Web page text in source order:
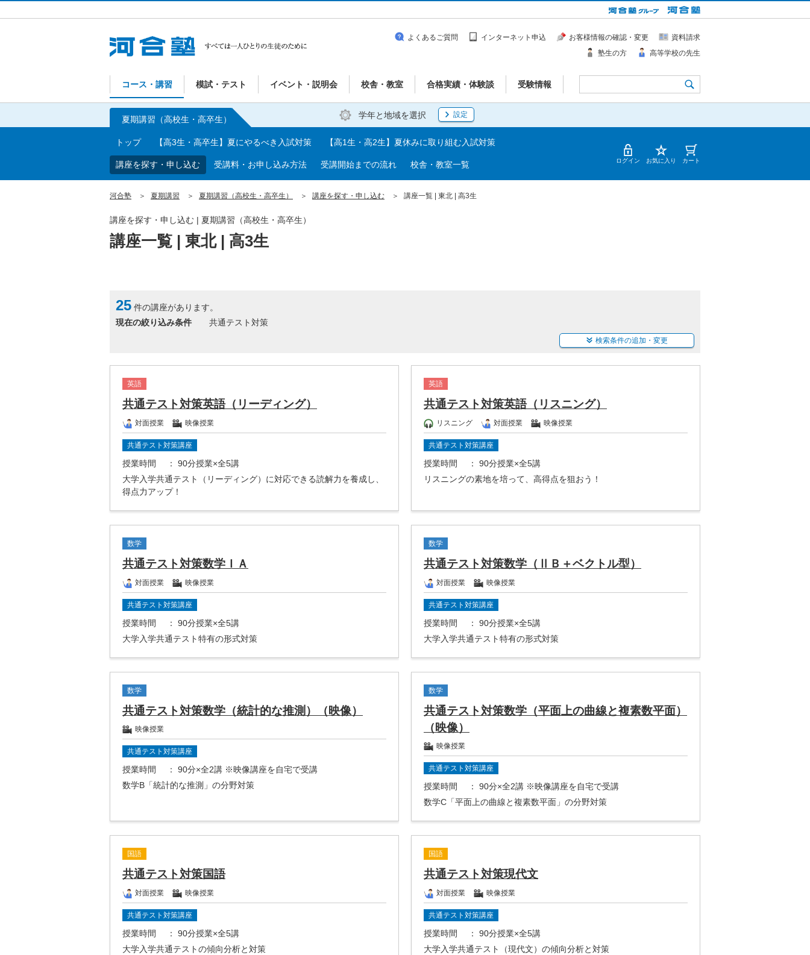
コース・講習 模試・テスト イベント・説明会 校舎・教室 合格実績・体験談 受験情報
よくあるご質問 インターネット申込 お客様情報の確認・変更
資料請求
塾生の方
高等学校の先生
学年と地域を選択 設定
夏期講習（高校生・高卒生）
トップ 【高3生・高卒生】夏にやるべき入試対策 【高1生・高2生】夏休みに取り組む入試対策
講座を探す・申し込む 受講料・お申し込み方法 受講開始までの流れ 校舎・教室一覧 ログイン お気に入り カート
河合塾 夏期講習 夏期講習（高校生・高卒生） 講座を探す・申し込む 講座一覧 | 東北 | 高3生
講座一覧 | 東北 | 高3生
講座を探す・申し込む | 夏期講習（高校生・高卒生）
25 件の講座があります。
現在の絞り込み条件
共通テスト対策
検索条件の追加・変更
英語
共通テスト対策英語（リーディング）
対面授業 映像授業
共通テスト対策講座
授業時間
： 90分授業×全5講
大学入学共通テスト（リーディング）に対応できる読解力を養成し、
得点力アップ！
英語
共通テスト対策英語（リスニング）
リスニング 対面授業 映像授業
共通テスト対策講座
授業時間
： 90分授業×全5講
リスニングの素地を培って、高得点を狙おう！
数学
共通テスト対策数学ＩＡ
対面授業 映像授業
共通テスト対策講座
授業時間
： 90分授業×全5講
大学入学共通テスト特有の形式対策
数学
共通テスト対策数学（ⅡＢ＋ベクトル型）
対面授業 映像授業
共通テスト対策講座
授業時間
： 90分授業×全5講
大学入学共通テスト特有の形式対策
数学
共通テスト対策数学（統計的な推測）（映像）
映像授業
共通テスト対策講座
授業時間
： 90分×全2講 ※映像講座を自宅で受講
数学B「統計的な推測」の分野対策
数学
共通テスト対策数学（平面上の曲線と複素数平面）
（映像）
映像授業
共通テスト対策講座
授業時間
： 90分×全2講 ※映像講座を自宅で受講
数学C「平面上の曲線と複素数平面」の分野対策
国語
共通テスト対策国語
対面授業 映像授業
共通テスト対策講座
授業時間
： 90分授業×全5講
大学入学共通テストの傾向分析と対策
国語
共通テスト対策現代文
対面授業 映像授業
共通テスト対策講座
授業時間
： 90分授業×全5講
大学入学共通テスト（現代文）の傾向分析と対策